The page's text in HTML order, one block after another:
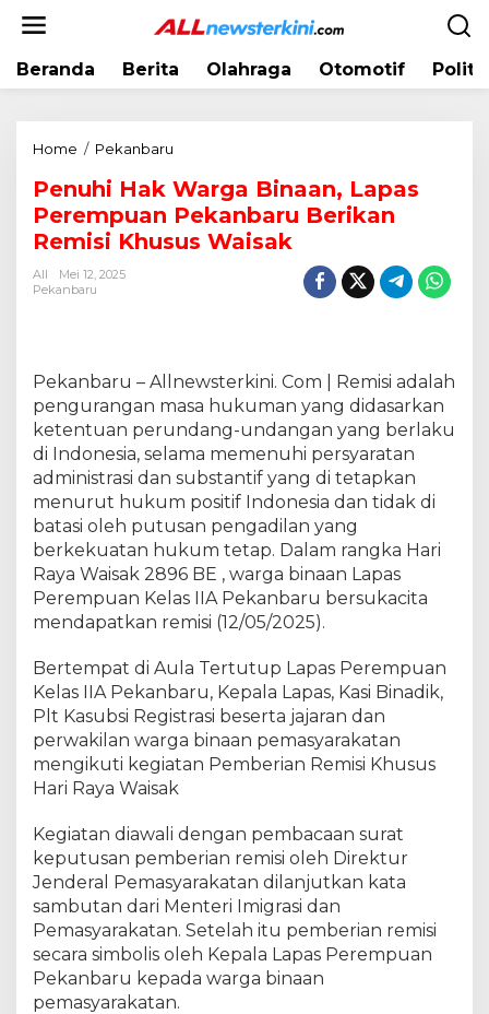
Beranda Berita Olahraga Otomotif
Home / Pekanbaru
n
u
h
r
g
a
B
i
n
a
a
n
,
L
a
a
s
P
e
r
e
u
a
n
P
e
k
a
n
Penuhi Hak Warga Binaan, Lapas
Perempuan Pekanbaru Berikan
Remisi Khusus Waisak
All
Mei 12, 2025
Pekanbaru
Pekanbaru – Allnewsterkini. Com | Remisi adalah
pengurangan masa hukuman yang didasarkan
ketentuan perundang-undangan yang berlaku
di Indonesia, selama memenuhi persyaratan
administrasi dan substantif yang di tetapkan
menurut hukum positif Indonesia dan tidak di
batasi oleh putusan pengadilan yang
berkekuatan hukum tetap. Dalam rangka Hari
Raya Waisak 2896 BE , warga binaan Lapas
Perempuan Kelas IIA Pekanbaru bersukacita
mendapatkan remisi (12/05/2025).
Bertempat di Aula Tertutup Lapas Perempuan
Kelas IIA Pekanbaru, Kepala Lapas, Kasi Binadik,
Plt Kasubsi Registrasi beserta jajaran dan
perwakilan warga binaan pemasyarakatan
mengikuti kegiatan Pemberian Remisi Khusus
Hari Raya Waisak
Kegiatan diawali dengan pembacaan surat
keputusan pemberian remisi oleh Direktur
Jenderal Pemasyarakatan dilanjutkan kata
sambutan dari Menteri Imigrasi dan
Pemasyarakatan. Setelah itu pemberian remisi
secara simbolis oleh Kepala Lapas Perempuan
Pekanbaru kepada warga binaan
pemasyarakatan.